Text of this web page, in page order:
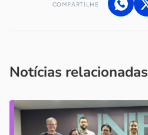
COMPARTILHE
Notícias relacionadas